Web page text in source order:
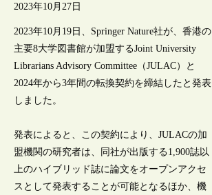
2023年10月27日
2023年10月19日、Springer Nature社が、香港の
主要8大学図書館が加盟するJoint University
Librarians Advisory Committee（JULAC）と
2024年から3年間の転換契約を締結したと発表
しました。
発表によると、この契約により、JULACの加
盟機関の研究者は、同社が出版する1,900誌以
上のハイブリッド誌に論文をオープンアクセ
スとして発表することが可能となるほか、機